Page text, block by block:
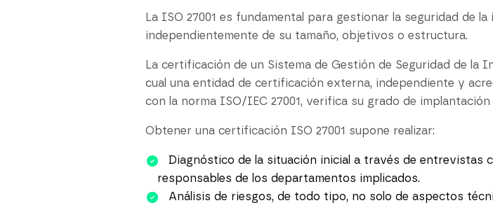
La ISO 27001 es fundamental para gestionar la seguridad de
independientemente de su tamaño, objetivos o estructura.
La certificación de un Sistema de Gestión de Seguridad de la
cual una entidad de certificación externa, independiente y
con la norma ISO/IEC 27001, verifica su grado de implantación
Obtener una certificación ISO 27001 supone realizar:
Diagnóstico de la situación inicial a través de entrevistas
responsables de los departamentos implicados.
Análisis de riesgos, de todo tipo, no solo de aspectos